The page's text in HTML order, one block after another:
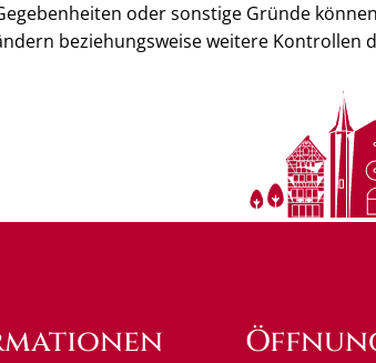
oder sonstige Gründe
beziehungsweise weitere Kontrollen